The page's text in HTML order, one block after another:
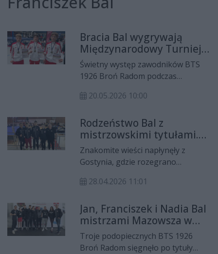
Bracia Bal wygrywają
Międzynarodowy Turniej
w Niemczech
Świetny występ zawodników BTS
1926 Broń Radom podczas
bokserskiego w Niemczech. Jan i
Hauf wywalczyli złote medale,
reprezentując Polskę w ramach
przygotowań do mistrzostw Europy
Młodzików.
20.05.2026 10:00
Rodzeństwo Bal z
mistrzowskimi tytułami.
Świetny występ radomian
w Gostyniu
Znakomite wieści napłynęły z
Gostynia, gdzie rozegrano
boksie. Rodzeństwo Bal z BTS 1926
trzema medalami, w tym dwoma
złotymi.
28.04.2026 11:01
Jan, Franciszek i Nadia Bal
mistrzami Mazowsza w
boksie
Troje podopiecznych BTS 1926
Broń Radom sięgnęło po tytuły